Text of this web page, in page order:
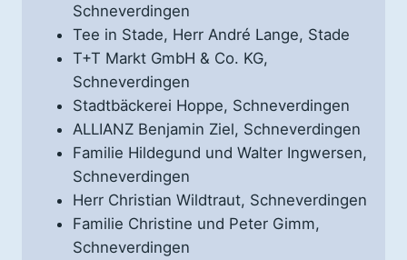
Schneverdingen
Tee in Stade, Herr André Lange, Stade
T+T Markt GmbH & Co. KG,
Schneverdingen
Stadtbäckerei Hoppe, Schneverdingen
ALLIANZ Benjamin Ziel, Schneverdingen
Familie Hildegund und Walter Ingwersen,
Schneverdingen
Herr Christian Wildtraut, Schneverdingen
Familie Christine und Peter Gimm,
Schneverdingen